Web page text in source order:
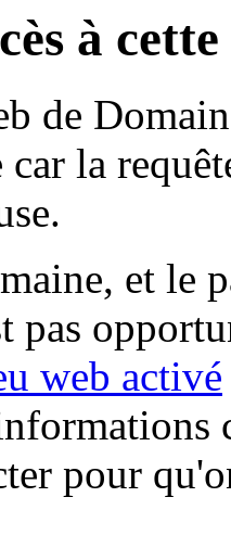
à
de
car la
et le
pas
web activé
pour